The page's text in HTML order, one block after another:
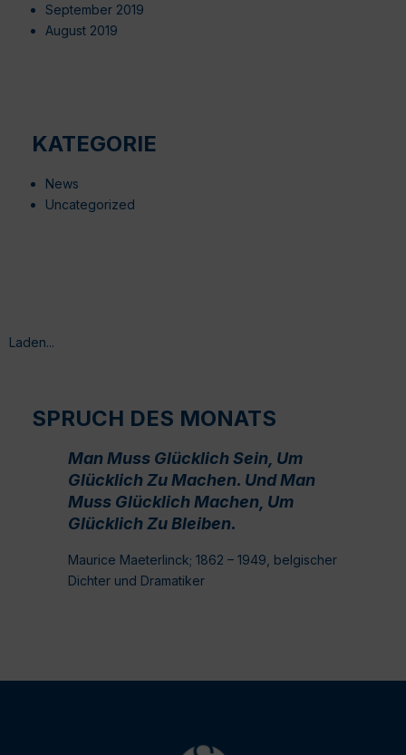
September 2019
August 2019
KATEGORIE
News
Uncategorized
Laden...
SPRUCH DES MONATS
Man Muss Glücklich Sein, Um
Glücklich Zu Machen. Und Man
Muss Glücklich Machen, Um
Glücklich Zu Bleiben.
Maurice Maeterlinck; 1862 – 1949, belgischer
Dichter und Dramatiker